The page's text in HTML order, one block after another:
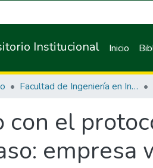
Institucional Inicio
Facultad de Ingeniería en Informática y Sistemas
con el